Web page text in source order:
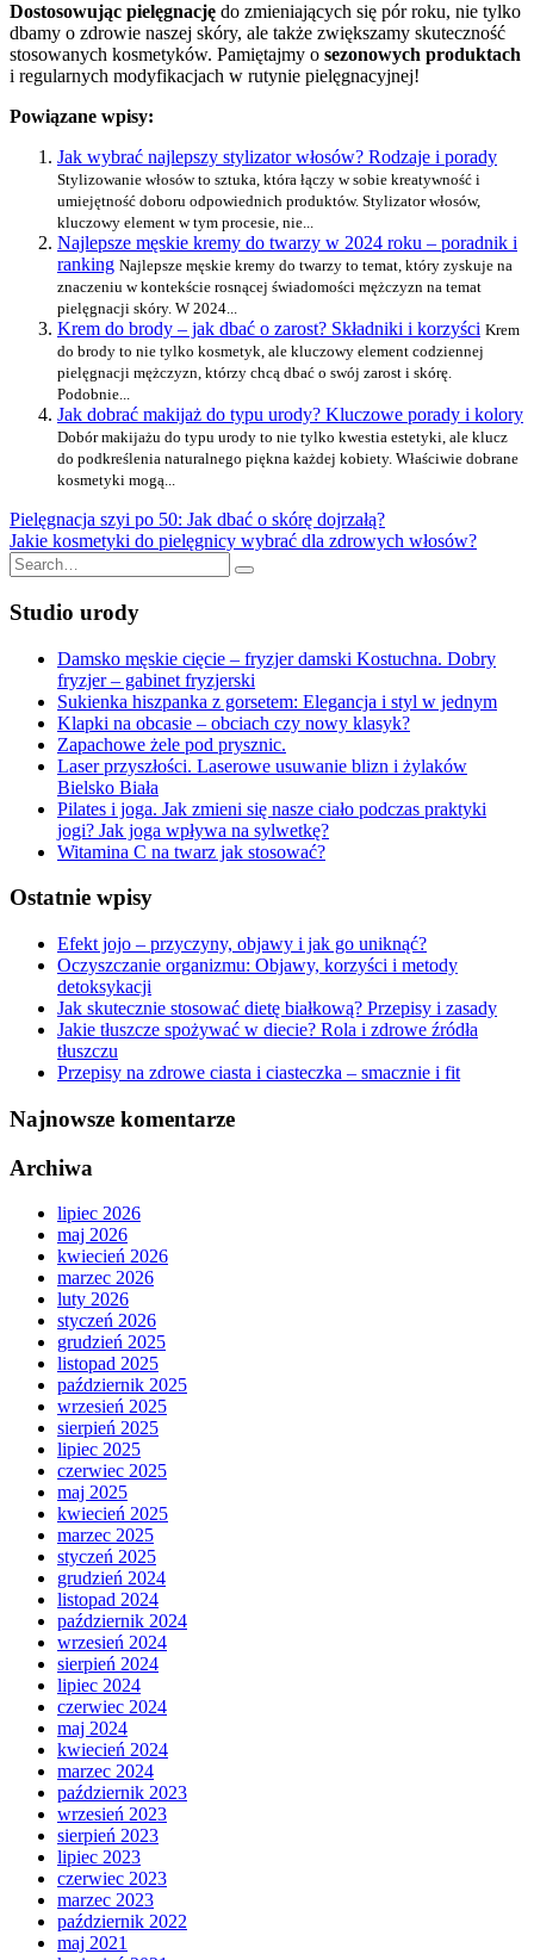
Dostosowując pielęgnację do zmieniających się pór roku, nie tylko
dbamy o zdrowie naszej skóry, ale także zwiększamy skuteczność
stosowanych kosmetyków. Pamiętajmy o sezonowych produktach
i regularnych modyfikacjach w rutynie pielęgnacyjnej!
Powiązane wpisy:
Jak wybrać najlepszy stylizator włosów? Rodzaje i porady
Stylizowanie włosów to sztuka, która łączy w sobie kreatywność i
umiejętność doboru odpowiednich produktów. Stylizator włosów,
kluczowy element w tym procesie, nie...
Najlepsze męskie kremy do twarzy w 2024 roku – poradnik i
ranking Najlepsze męskie kremy do twarzy to temat, który zyskuje na
znaczeniu w kontekście rosnącej świadomości mężczyzn na temat
pielęgnacji skóry. W 2024...
Krem do brody – jak dbać o zarost? Składniki i korzyści Krem
do brody to nie tylko kosmetyk, ale kluczowy element codziennej
pielęgnacji mężczyzn, którzy chcą dbać o swój zarost i skórę.
Podobnie...
Jak dobrać makijaż do typu urody? Kluczowe porady i kolory
Dobór makijażu do typu urody to nie tylko kwestia estetyki, ale klucz
do podkreślenia naturalnego piękna każdej kobiety. Właściwie dobrane
kosmetyki mogą...
Nawigacja
wpisu
Pielęgnacja szyi po 50: Jak dbać o skórę dojrzałą?
Jakie kosmetyki do pielęgnicy wybrać dla zdrowych włosów?
Search
for:
Studio urody
Damsko męskie cięcie – fryzjer damski Kostuchna. Dobry
fryzjer – gabinet fryzjerski
Sukienka hiszpanka z gorsetem: Elegancja i styl w jednym
Klapki na obcasie – obciach czy nowy klasyk?
Zapachowe żele pod prysznic.
Laser przyszłości. Laserowe usuwanie blizn i żylaków
Bielsko Biała
Pilates i joga. Jak zmieni się nasze ciało podczas praktyki
jogi? Jak joga wpływa na sylwetkę?
Witamina C na twarz jak stosować?
Ostatnie wpisy
Efekt jojo – przyczyny, objawy i jak go uniknąć?
Oczyszczanie organizmu: Objawy, korzyści i metody
detoksykacji
Jak skutecznie stosować dietę białkową? Przepisy i zasady
Jakie tłuszcze spożywać w diecie? Rola i zdrowe źródła
tłuszczu
Przepisy na zdrowe ciasta i ciasteczka – smacznie i fit
Najnowsze komentarze
Archiwa
lipiec 2026
maj 2026
kwiecień 2026
marzec 2026
luty 2026
styczeń 2026
grudzień 2025
listopad 2025
październik 2025
wrzesień 2025
sierpień 2025
lipiec 2025
czerwiec 2025
maj 2025
kwiecień 2025
marzec 2025
styczeń 2025
grudzień 2024
listopad 2024
październik 2024
wrzesień 2024
sierpień 2024
lipiec 2024
czerwiec 2024
maj 2024
kwiecień 2024
marzec 2024
październik 2023
wrzesień 2023
sierpień 2023
lipiec 2023
czerwiec 2023
marzec 2023
październik 2022
maj 2021